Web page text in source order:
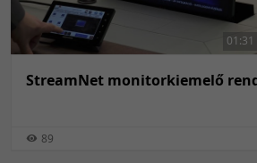
01:31
StreamNet monitorkiemelő
89